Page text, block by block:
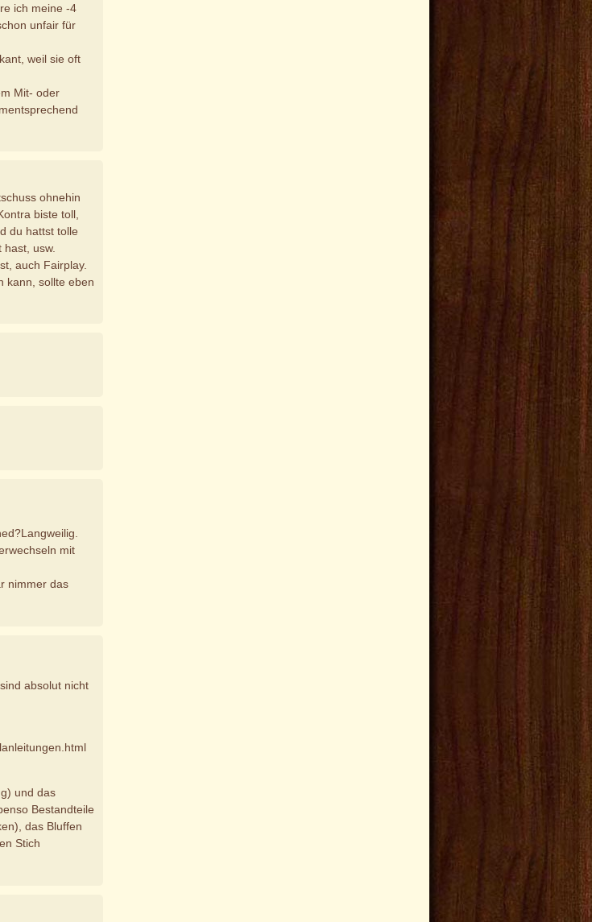
ich meine -4
unfair für
weil sie oft
Mit- oder
ohnehin
biste toll,
du hattst tolle
usw.
auch Fairplay.
kann, sollte eben
mit
nimmer das
absolut nicht
und das
Bestandteile
das Bluffen
Stich